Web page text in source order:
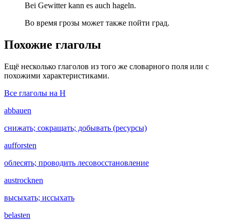
Bei Gewitter kann es auch hageln.
Во время грозы может также пойти град.
Похожие глаголы
Ещё несколько глаголов из того же словарного поля или с
похожими характеристиками.
Все глаголы на H
abbauen
снижать; сокращать; добывать (ресурсы)
aufforsten
облесять; проводить лесовосстановление
austrocknen
высыхать; иссыхать
belasten